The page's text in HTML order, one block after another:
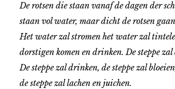
De rotsen die staan vanaf de dagen der
staan vol water, maar dicht de rotsen gaan
Het water zal stromen het water zal
dorstigen komen en drinken. De steppe zal
De steppe zal drinken, de steppe zal
de steppe zal lachen en juichen.